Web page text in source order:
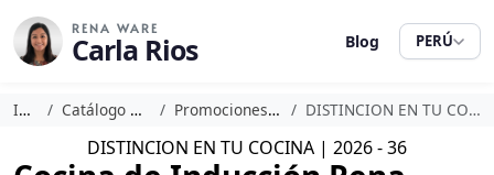
RENA WARE
Carla Rios Blog PERÚ
Inicio Catálogo Rena Ware Promociones Rena Ware DISTINCION EN TU COCINA | 2026 - 36
DISTINCION EN TU COCINA | 2026 - 36